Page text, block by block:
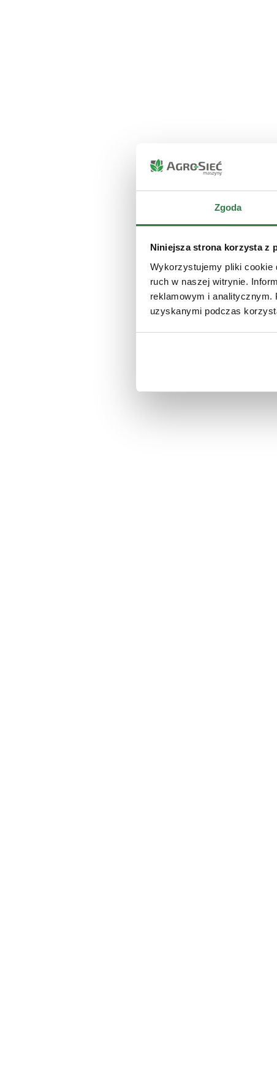
Zgoda
Niniejsza strona korzysta z
Wykorzystujemy pliki cookie
ruch w naszej witrynie.
reklamowym i analitycznym.
uzyskanymi podczas